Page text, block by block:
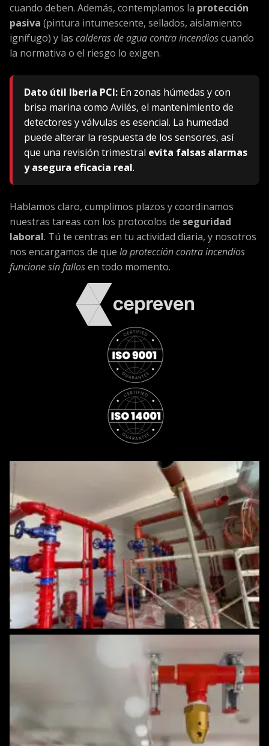
cuando deben. Además, contemplamos la protección
pasiva (pintura intumescente, sellados, aislamiento
ignífugo) y las calderas de agua contra incendioscuando
la normativa o el riesgo lo exigen.
Dato útil Iberia PCI:En zonas húmedas y con
brisa marina como Avilés, el mantenimiento de
detectores y válvulas es esencial. La humedad
puede alterar la respuesta de los sensores, así
que una revisión trimestral evita falsas alarmas
y asegura eficacia real.
Hablamos claro, cumplimos plazos y coordinamos
nuestras tareas con los protocolos de seguridad
laboral. Tú te centras en tu actividad diaria, y nosotros
nos encargamos de que la protección contra incendios
funcione sin fallosen todo momento.